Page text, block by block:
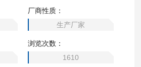
浓缩。吹管互相独立，不会引起交叉
有多种加热快可以选择，包括不同孔
厂商性质：
生产厂家
浏览次数：
1610